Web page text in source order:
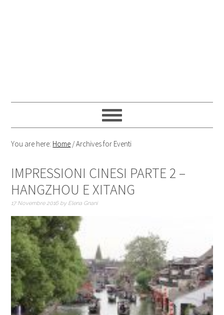
You are here: Home /Archives for Eventi
IMPRESSIONI CINESI PARTE 2 –
HANGZHOU E XITANG
17 Novembre 2016 by Elena Gnani